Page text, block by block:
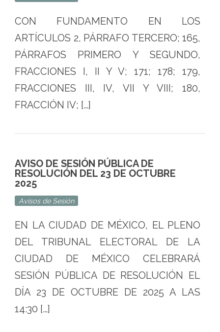
CON FUNDAMENTO EN LOS
ARTÍCULOS 2, PÁRRAFO TERCERO; 165,
PÁRRAFOS PRIMERO Y SEGUNDO,
FRACCIONES I, II Y V; 171; 178; 179,
FRACCIONES III, IV, VII Y VIII; 180,
FRACCIÓN IV; […]
AVISO DE SESIÓN PÚBLICA DE
RESOLUCIÓN DEL 23 DE OCTUBRE
2025
Avisos de Sesión
EN LA CIUDAD DE MÉXICO, EL PLENO
DEL TRIBUNAL ELECTORAL DE LA
CIUDAD DE MÉXICO CELEBRARÁ
SESIÓN PÚBLICA DE RESOLUCIÓN EL
DÍA 23 DE OCTUBRE DE 2025 A LAS
14:30 […]